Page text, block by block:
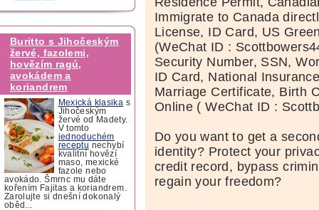
Buritto s Jihočeským
žervé, fazolemi,
hovězím ragú,
avokádem a
koriandrem
Mexická klasika s
Jihočeským
žervé od Madety.
V tomto
jednoduchém
receptu nechybí
kvalitní hovězí
maso, mexické
fazole nebo
avokádo. Šmrnc mu dáte
kořením Fajitas a koriandrem.
Zarolujte si dnešní dokonalý
oběd...
Immigrate to Canada
License, ID Card, US
(WeChat ID :
Security Number, SSN,
ID Card, National
Marriage Certificate, Birth
Online ( WeChat ID :
Do you want to get a
identity? Protect your
credit record, bypass
regain your freedom?